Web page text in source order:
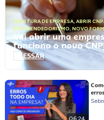
ABERTURA DE EMPRESA, ABRIR
EMPREENDEDORISMO, NOVO
Vai abrir uma
funciona o novo
ACESSAR